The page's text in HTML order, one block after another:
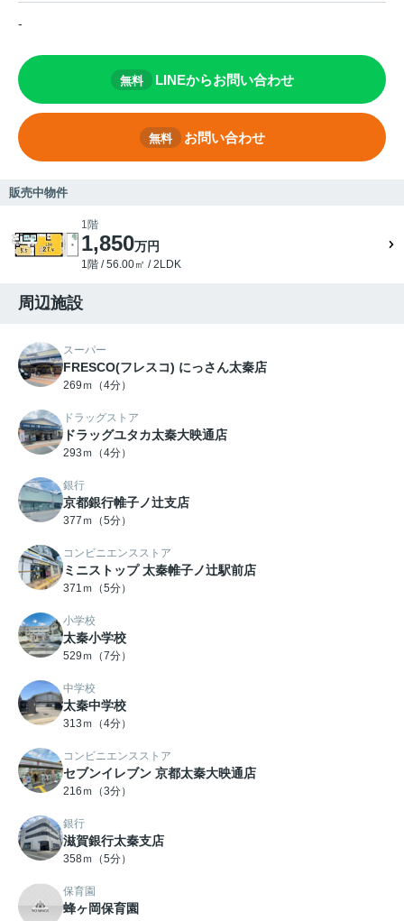
-
無料 LINEからお問い合わせ
無料 お問い合わせ
販売中物件
1階
1,850万円
1階 / 56.00㎡ / 2LDK
周辺施設
スーパー
FRESCO(フレスコ) にっさん太秦店
269ｍ（4分）
ドラッグストア
ドラッグユタカ太秦大映通店
293ｍ（4分）
銀行
京都銀行帷子ノ辻支店
377ｍ（5分）
コンビニエンスストア
ミニストップ 太秦帷子ノ辻駅前店
371ｍ（5分）
小学校
太秦小学校
529ｍ（7分）
中学校
太秦中学校
313ｍ（4分）
コンビニエンスストア
セブンイレブン 京都太秦大映通店
216ｍ（3分）
銀行
滋賀銀行太秦支店
358ｍ（5分）
保育園
蜂ヶ岡保育園